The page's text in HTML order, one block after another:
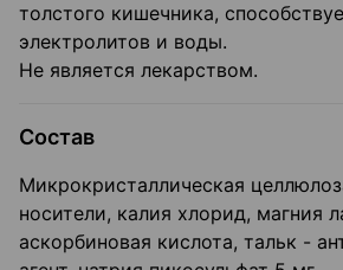
толстого кишечника,
электролитов и воды.
Не является лекарством.
Состав
Микрокристаллическая
носители, калия хлорид, магния
аскорбиновая кислота, тальк -